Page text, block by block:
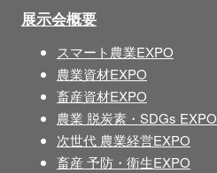
展示会概要
スマート農業EXPO
農業資材EXPO
畜産資材EXPO
農業 脱炭素・SDGs EXPO
次世代 農業経営EXPO
畜産 予防・衛生EXPO